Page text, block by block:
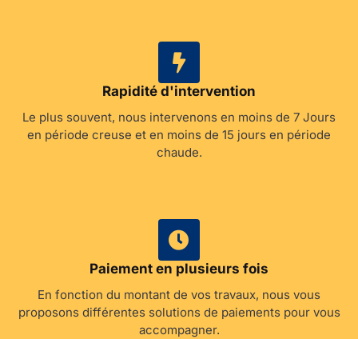
Rapidité d'intervention
Le plus souvent, nous intervenons en moins de 7 Jours
en période creuse et en moins de 15 jours en période
chaude.
Paiement en plusieurs fois
En fonction du montant de vos travaux, nous vous
proposons différentes solutions de paiements pour vous
accompagner.